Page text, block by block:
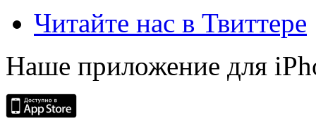
Читайте нас в Твиттере
Наше приложение для